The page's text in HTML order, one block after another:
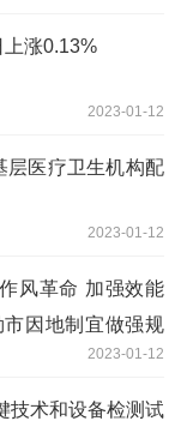
涨0.13%
2023-01-12
层医疗卫生机构配
2023-01-12
风革命 加强效能
市因地制宜做强规
2023-01-12
技术和设备检测试